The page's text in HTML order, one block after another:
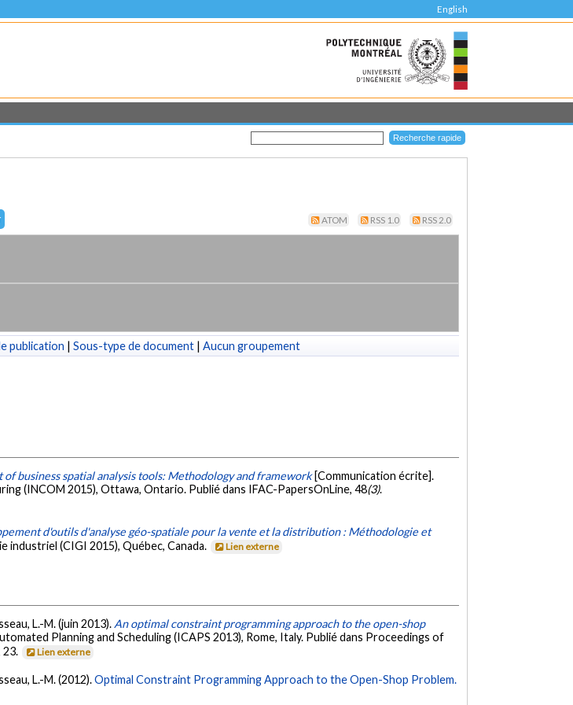
English
ATOM RSS 1.0 RSS 2.0
publication | Sous-type de document | Aucun groupement
business spatial analysis tools: Methodology and framework [Communication écrite].
(INCOM 2015), Ottawa, Ontario. Publié dans IFAC-PapersOnLine, 48(3).
d'outils d'analyse géo-spatiale pour la vente et la distribution : Méthodologie et
industriel (CIGI 2015), Québec, Canada. Lien externe
L.-M. (juin 2013). An optimal constraint programming approach to the open-shop
Planning and Scheduling (ICAPS 2013), Rome, Italy. Publié dans Proceedings of
23.
Lien externe
L.-M. (2012).Optimal Constraint Programming Approach to the Open-Shop Problem.